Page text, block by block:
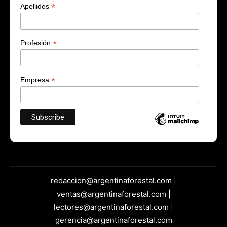
Apellidos *
Profesión *
Empresa *
redaccion@argentinaforestal.com |
ventas@argentinaforestal.com |
lectores@argentinaforestal.com |
gerencia@argentinaforestal.com